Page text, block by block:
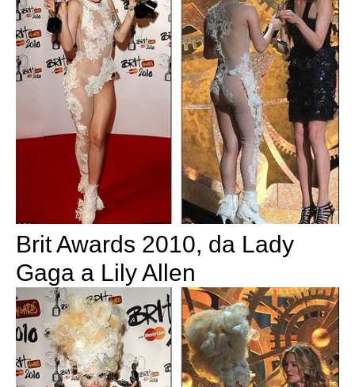
Brit Awards 2010, da Lady
Gaga a Lily Allen